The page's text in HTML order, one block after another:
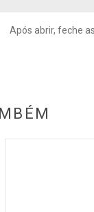
Após abrir, feche